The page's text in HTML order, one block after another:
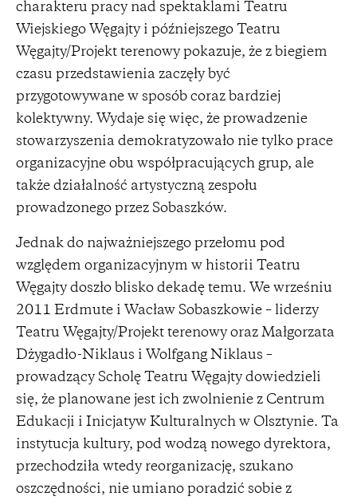
charakteru pracy nad spektaklami Teatru
Wiejskiego Węgajty i późniejszego Teatru
Węgajty/Projekt terenowy pokazuje, że z biegiem
czasu przedstawienia zaczęły być
przygotowywane w sposób coraz bardziej
kolektywny. Wydaje się więc, że prowadzenie
stowarzyszenia demokratyzowało nie tylko prace
organizacyjne obu współpracujących grup, ale
także działalność artystyczną zespołu
prowadzonego przez Sobaszków.
Jednak do najważniejszego przełomu pod
względem organizacyjnym w historii Teatru
Węgajty doszło blisko dekadę temu. We wrześniu
2011 Erdmute i Wacław Sobaszkowie – liderzy
Teatru Węgajty/Projekt terenowy oraz Małgorzata
Dżygadło-Niklaus i Wolfgang Niklaus –
prowadzący Scholę Teatru Węgajty dowiedzieli
się, że planowane jest ich zwolnienie z Centrum
Edukacji i Inicjatyw Kulturalnych w Olsztynie. Ta
instytucja kultury, pod wodzą nowego dyrektora,
przechodziła wtedy reorganizację, szukano
oszczędności, nie umiano poradzić sobie z